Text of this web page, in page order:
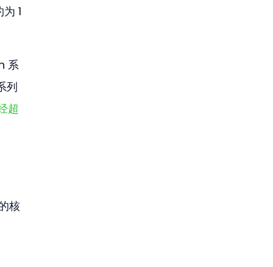
1
系
列
超
核